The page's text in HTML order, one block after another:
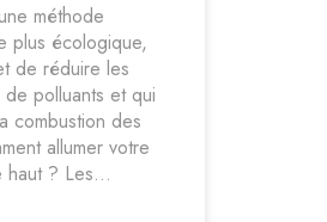
méthode
plus écologique,
de réduire les
de polluants et qui
combustion des
allumer votre
haut ? Les...